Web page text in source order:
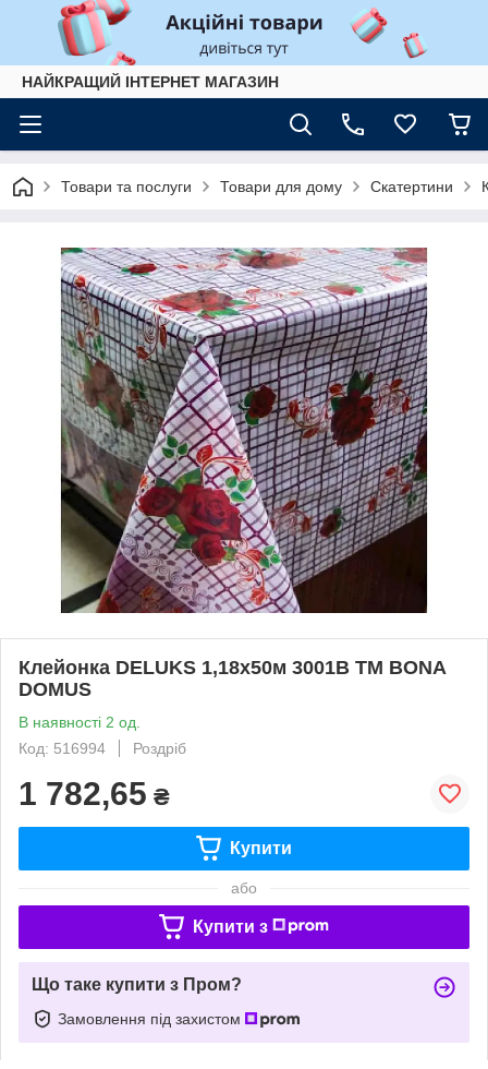
НАЙКРАЩИЙ ІНТЕРНЕТ МАГАЗИН
Товари та послуги Товари для дому Скатертини
Клейонка DELUKS 1,18х50м 3001B ТМ BONA
DOMUS
В наявності 2 од.
Код: 516994
Роздріб
1 782,65 ₴
Купити
або
Купити з
Що таке купити з Пром?
Замовлення під захистом